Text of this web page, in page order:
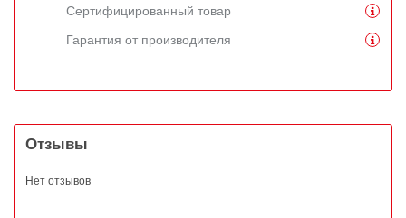
Сертифицированный товар
Гарантия от производителя
Отзывы
Нет отзывов